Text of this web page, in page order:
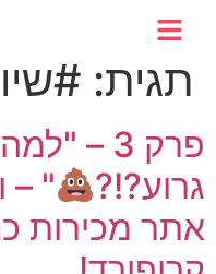
תגית:
פרק 3 –
גרוע?!?
" –
אתר מכירות